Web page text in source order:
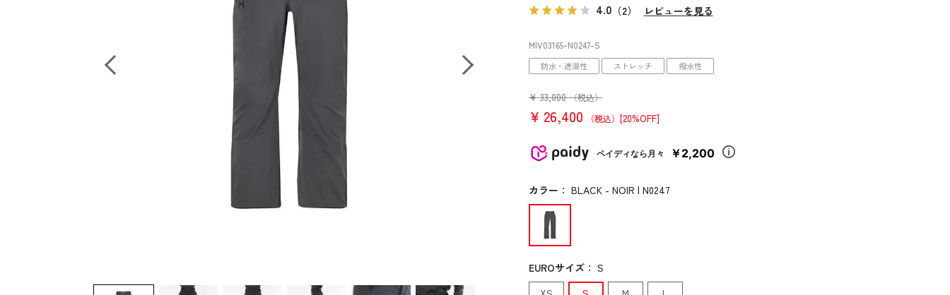
4.0 （2） レビューを見る
MIV03165-N0247-S
防水・透湿性 ストレッチ 撥水性
¥ 33,000 （税込）
¥ 26,400 （税込） [20%OFF]
ペイディなら月々 ￥2,200
カラー ： BLACK - NOIR | N0247
EUROサイズ： S